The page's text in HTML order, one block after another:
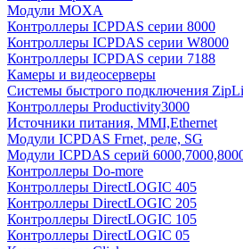
Модули MOXA
Контроллеры ICPDAS серии 8000
Контроллеры ICPDAS серии W8000
Контроллеры ICPDAS серии 7188
Камеры и видеосерверы
Системы быстрого подключения
Контроллеры Productivity3000
Источники питания, MMI,Ethernet
Модули ICPDAS Frnet, реле, SG
Модули ICPDAS серий
Контроллеры Do-more
Контроллеры DirectLOGIC 405
Контроллеры DirectLOGIC 205
Контроллеры DirectLOGIC 105
Контроллеры DirectLOGIC 05